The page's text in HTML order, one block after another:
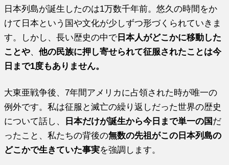
日本列島が誕生したのは1万数千年前。悠久の時間をか
けて日本という国や文化が少しずつ形づくられていきま
す。しかし、長い歴史の中で 日本人がどこかに移動した
ことや、他の民族に押し寄せられて征服されたことは今
日まで1度もありません。
大東亜戦争後、7年間アメリカに占領された時が唯一の
例外です。私は征服と滅亡の繰り返しだった世界の歴史
について話し、
日本だけが誕生から今日まで単一の国 だ
ったこと、私たちの背後の無数の先祖がこの日本列島の
どこかで生きていた事実を強調します。